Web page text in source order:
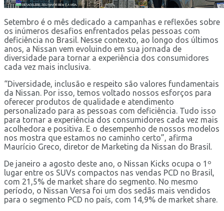
Setembro é o mês dedicado a campanhas e reflexões sobre
os inúmeros desafios enfrentados pelas pessoas com
deficiência no Brasil. Nesse contexto, ao longo dos últimos
anos, a Nissan vem evoluindo em sua jornada de
diversidade para tornar a experiência dos consumidores
cada vez mais inclusiva.
“Diversidade, inclusão e respeito são valores fundamentais
da Nissan. Por isso, temos voltado nossos esforços para
oferecer produtos de qualidade e atendimento
personalizado para as pessoas com deficiência. Tudo isso
para tornar a experiência dos consumidores cada vez mais
acolhedora e positiva. E o desempenho de nossos modelos
nos mostra que estamos no caminho certo”, afirma
Maurício Greco, diretor de Marketing da Nissan do Brasil.
De janeiro a agosto deste ano, o Nissan Kicks ocupa o 1º
lugar entre os SUVs compactos nas vendas PCD no Brasil,
com 21,5% de market share do segmento. No mesmo
período, o Nissan Versa foi um dos sedãs mais vendidos
para o segmento PCD no país, com 14,9% de market share.